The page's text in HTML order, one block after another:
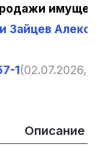
Зайцев
1(02.07.2026,
Описание